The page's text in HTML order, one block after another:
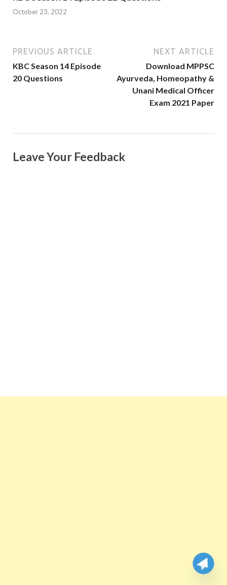
October 23, 2022
PREVIOUS ARTICLE
KBC Season 14 Episode
20 Questions
NEXT ARTICLE
Download MPPSC
Ayurveda, Homeopathy &
Unani Medical Officer
Exam 2021 Paper
Leave Your Feedback